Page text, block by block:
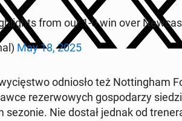
from our 1-0 win over
May 18, 2025
od­nio­sło też Not­tin­gham
re­zer­wo­wych go­spo­da­rzy
sezonie. Nie dostał jednak od